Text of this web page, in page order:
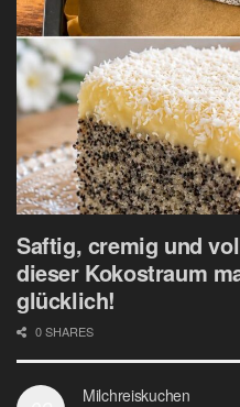
Saftig, cremig und
dieser Kokostraum
glücklich!
0 SHARES
Milchreiskuchen